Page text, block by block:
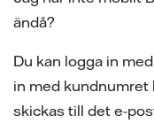
vid skada
svar
ändå?
Du kan logga in
in med
skickas till det e-